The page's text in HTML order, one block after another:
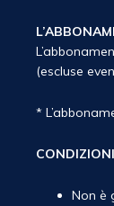
(escluse
*
Non è